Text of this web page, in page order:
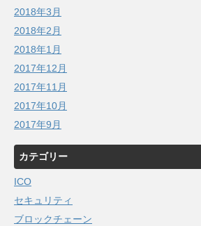
2018年3月
2018年2月
2018年1月
2017年12月
2017年11月
2017年10月
2017年9月
カテゴリー
ICO
セキュリティ
ブロックチェーン